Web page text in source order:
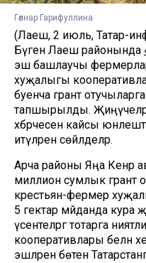
Гөлнар Гарифуллина
(Лаеш, 2 июль, Татар-
Бүген Лаеш районында
эш башлаучы
хуҗалыгы
буенча грант
тапшырылды.
хәбәрчесенә кайсы
итүләрен сөйләделәр.
Арча районы Яңа Кенәр
миллион сумлык грант
крестьян-фермер
5 гектар мәйданда кура
үсентеләргә тотарга
кооперативлары белән
эшләрен бөтен